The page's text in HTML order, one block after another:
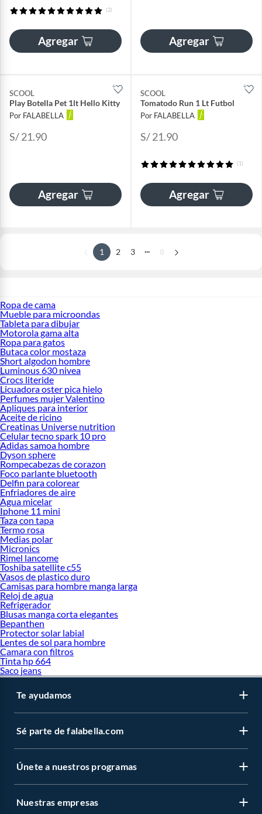
(2)
Agregar Agregar
SCOOL
Play Botella Pet 1lt Hello Kitty
Por FALABELLA
S/ 21.90
Agregar
SCOOL
Tomatodo Run 1 Lt Futbol
Por FALABELLA
S/ 21.90
(1)
Agregar
1 2 3 ... 8
Ropa de cama
Mueble para microondas
Tableta para dibujar
Motorola gama alta
Ropa para gatos
Butaca color mostaza
Short algodon hombre
Luminous 630 nivea
Crocs literide
Licuadora oster pica hielo
Perfumes mujer Valentino
Apliques para interior
Aceite de ricino
Creatinas Universe nutrition
Celular tecno spark 10 pro
Adidas samoa hombre
Dyson sphere
Rompecabezas de corazon
Foco parlante bluetooth
Delfin para colorear
Enfriadores de aire
Agua micelar
Iphone 11 mini
Taza con tapa
Termo rosa
Medias polar
Micronics
Rimel lancome
Toshiba satellite c55
Vasos de plastico duro
Camisas para hombre manga larga
Reloj de agua
Refrigerador
Blusas manga corta elegantes
Bepanthen
Protector solar labial
Lentes de sol para hombre
Camara con filtros
Tinta hp 664
Saco jeans
Te ayudamos
Sé parte de falabella.com
Únete a nuestros programas
Nuestras empresas